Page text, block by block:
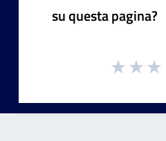
su questa pagina?